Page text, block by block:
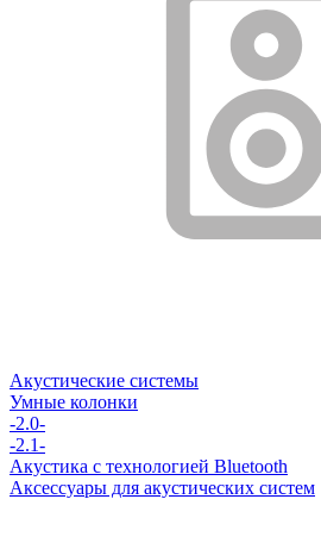
Акустические системы
Умные колонки
-2.0-
-2.1-
Акустика с технологией Bluetooth
Аксессуары для акустических систем